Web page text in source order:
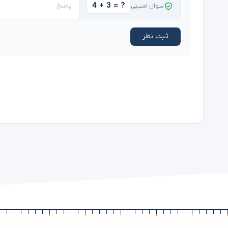
سوال امنیتی 4 + 3 = ?
ثبت نظر